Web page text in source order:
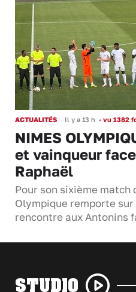
ACTUALITÉS Il y a 13 h • vu 1382
NIMES
et vainqueur
Raphaël
Pour son sixième
Olympique remporte
rencontre aux Antonins
STUDIO